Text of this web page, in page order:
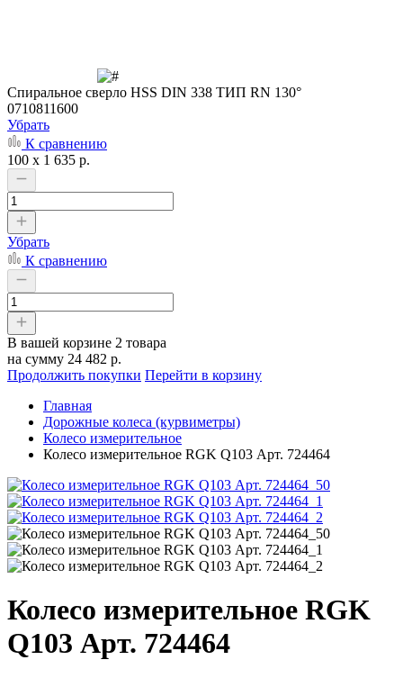
Cпиральное сверло HSS DIN 338 ТИП RN 130°
0710811600
Убрать
К сравнению
100 x 1 635 р.
Убрать
К сравнению
В вашей корзине 2 товара
на сумму 24 482 р.
Продолжить покупки Перейти в корзину
Главная
Дорожные колеса (курвиметры)
Колесо измерительное
Колесо измерительное RGK Q103 Арт. 724464
Колесо измерительное RGK
Q103 Арт. 724464